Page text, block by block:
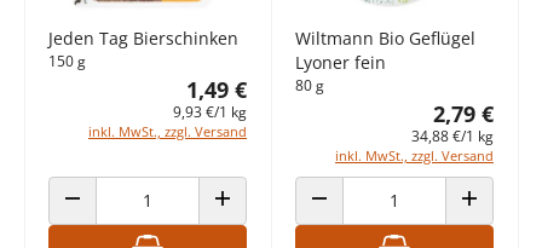
Jeden Tag Bierschinken
150 g
1,49 €
9,93 €/1 kg
inkl. MwSt., zzgl. Versand
ANZAHL VERRINGERN ANZAHL ERHÖHEN
Wiltmann Bio Geflügel
Lyoner fein
80 g
2,79 €
34,88 €/1 kg
inkl. MwSt., zzgl. Versand
ANZAHL VERRINGERN ANZAHL